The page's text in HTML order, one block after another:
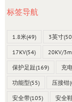
标签导航
1.8米(49) 3英寸
17KV(54) 20KV/
保护足趾(169) 充
功能型(55) 压接钳
安全带(105) 安全